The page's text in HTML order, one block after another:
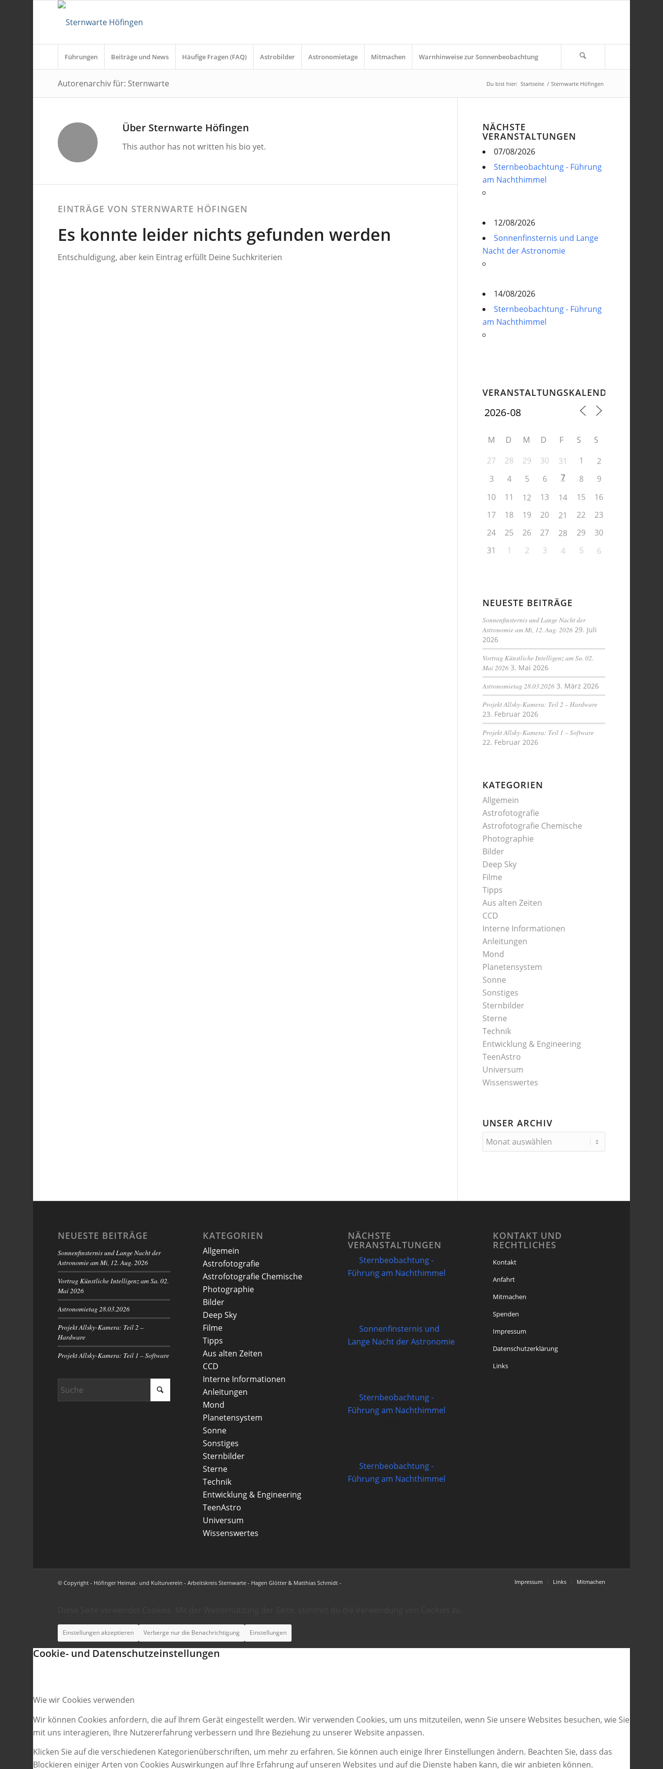
Führungen Beiträge und News Häufige Fragen (FAQ) Astrobilder Astronomietage Mitmachen Warnhinweise zur Sonnenbeobachtung
Autorenarchiv für: Sternwarte Du bist hier: Startseite / Sternwarte Höfingen
Über Sternwarte Höfingen
This author has not written his bio yet.
EINTRÄGE VON STERNWARTE HÖFINGEN
Es konnte leider nichts gefunden werden
Entschuldigung, aber kein Eintrag erfüllt Deine Suchkriterien
NÄCHSTE
VERANSTALTUNGEN
07/08/2026
Sternbeobachtung - Führung
am Nachthimmel
12/08/2026
Sonnenfinsternis und Lange
Nacht der Astronomie
14/08/2026
Sternbeobachtung - Führung
am Nachthimmel
VERANSTALTUNGSKALENDER
M D M D F S
S
27
28 29 30 31 1
2
3
4 5 6 7 8
9
10
11 12 13 14 15
16
17
18 19 20 21 22
23
24
25 26 27 28 29
30
31
1 2 3 4 5 6
NEUESTE BEITRÄGE
Sonnenfinsternis und Lange Nacht der
Astronomie am Mi, 12. Aug. 2026 29. Juli
2026
Vortrag Künstliche Intelligenz am Sa. 02.
Mai 2026 3. Mai 2026
Astronomietag 28.03.2026 3. März 2026
Projekt Allsky-Kamera: Teil 2 – Hardware
23. Februar 2026
Projekt Allsky-Kamera: Teil 1 – Software
22. Februar 2026
KATEGORIEN
Allgemein
Astrofotografie
Astrofotografie Chemische
Photographie
Bilder
Deep Sky
Filme
Tipps
Aus alten Zeiten
CCD
Interne Informationen
Anleitungen
Mond
Planetensystem
Sonne
Sonstiges
Sternbilder
Sterne
Technik
Entwicklung & Engineering
TeenAstro
Universum
Wissenswertes
UNSER ARCHIV
NEUESTE BEITRÄGE
Sonnenfinsternis und Lange Nacht der
Astronomie am Mi, 12. Aug. 2026
Vortrag Künstliche Intelligenz am Sa. 02.
Mai 2026
Astronomietag 28.03.2026
Projekt Allsky-Kamera: Teil 2 –
Hardware
Projekt Allsky-Kamera: Teil 1 – Software
KATEGORIEN
Allgemein
Astrofotografie
Astrofotografie Chemische
Photographie
Bilder
Deep Sky
Filme
Tipps
Aus alten Zeiten
CCD
Interne Informationen
Anleitungen
Mond
Planetensystem
Sonne
Sonstiges
Sternbilder
Sterne
Technik
Entwicklung & Engineering
TeenAstro
Universum
Wissenswertes
NÄCHSTE
VERANSTALTUNGEN
Sternbeobachtung -
Führung am Nachthimmel
Sonnenfinsternis und
Lange Nacht der Astronomie
Sternbeobachtung -
Führung am Nachthimmel
Sternbeobachtung -
Führung am Nachthimmel
KONTAKT UND
RECHTLICHES
Kontakt
Anfahrt
Mitmachen
Spenden
Impressum
Datenschutzerklärung
Links
© Copyright - Höfinger Heimat- und Kulturverein - Arbeitskreis Sternwarte - Hagen Glötter & Matthias Schmidt - Impressum Links Mitmachen
Einstellungen akzeptieren Verberge nur die Benachrichtigung Einstellungen
Cookie- und Datenschutzeinstellungen
Wie wir Cookies verwenden
Wir können Cookies anfordern, die auf Ihrem Gerät eingestellt werden. Wir verwenden Cookies, um uns mitzuteilen, wenn Sie unsere Websites besuchen, wie Sie
mit uns interagieren, Ihre Nutzererfahrung verbessern und Ihre Beziehung zu unserer Website anpassen.
Klicken Sie auf die verschiedenen Kategorienüberschriften, um mehr zu erfahren. Sie können auch einige Ihrer Einstellungen ändern. Beachten Sie, dass das
Blockieren einiger Arten von Cookies Auswirkungen auf Ihre Erfahrung auf unseren Websites und auf die Dienste haben kann, die wir anbieten können.